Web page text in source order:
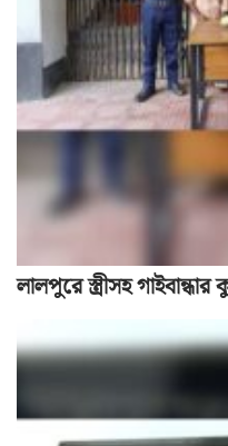
লালপুরে স্ত্রীসহ